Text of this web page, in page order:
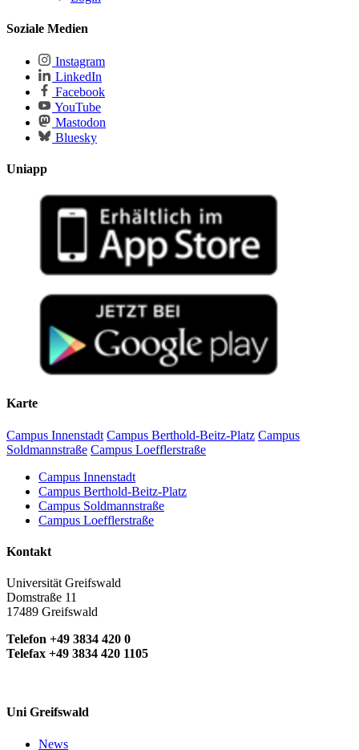
Soziale Medien
Instagram
LinkedIn
Facebook
YouTube
Mastodon
Bluesky
Uniapp
Karte
Campus Innenstadt Campus Berthold-Beitz-Platz Campus
Soldmannstraße Campus Loefflerstraße
Campus Innenstadt
Campus Berthold-Beitz-Platz
Campus Soldmannstraße
Campus Loefflerstraße
Kontakt
Universität Greifswald
Domstraße 11
17489 Greifswald
Telefon +49 3834 420 0
Telefax +49 3834 420 1105
Uni Greifswald
News